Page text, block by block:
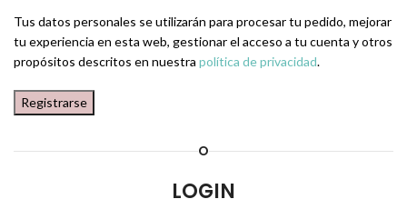
Tus datos personales se utilizarán para procesar tu pedido, mejorar
tu experiencia en esta web, gestionar el acceso a tu cuenta y otros
propósitos descritos en nuestra política de privacidad.
Registrarse
O
LOGIN